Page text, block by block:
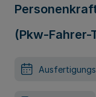
(Pkw-Fahrer-